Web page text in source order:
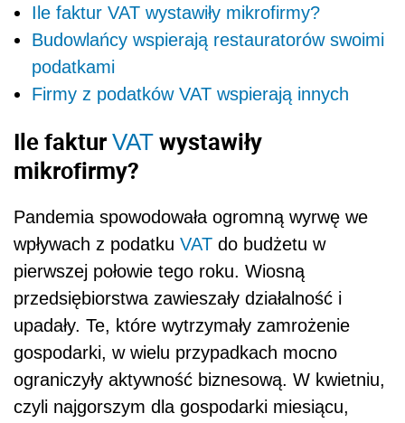
Ile faktur VAT wystawiły mikrofirmy?
Budowlańcy wspierają restauratorów swoimi
podatkami
Firmy z podatków VAT wspierają innych
Ile faktur VAT wystawiły
mikrofirmy?
Pandemia spowodowała ogromną wyrwę we
wpływach z podatku VAT do budżetu w
pierwszej połowie tego roku. Wiosną
przedsiębiorstwa zawieszały działalność i
upadały. Te, które wytrzymały zamrożenie
gospodarki, w wielu przypadkach mocno
ograniczyły aktywność biznesową. W kwietniu,
czyli najgorszym dla gospodarki miesiącu,